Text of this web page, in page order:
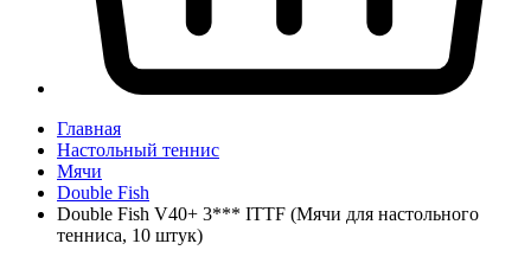
Главная
Настольный теннис
Мячи
Double Fish
Double Fish V40+ 3*** ITTF (Мячи для настольного
тенниса, 10 штук)